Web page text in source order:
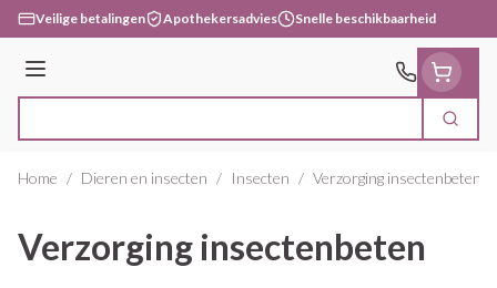
Ga naar de inhoud
Veilige betalingen Apothekersadvies Snelle beschikbaarheid
Menu
Zoek
Home / Dieren en insecten / Insecten / Verzorging insectenbeten
Verzorging insectenbeten